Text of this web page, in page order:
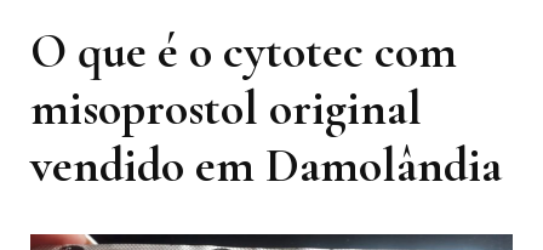
O que é o cytotec com
misoprostol original
vendido em Damolândia